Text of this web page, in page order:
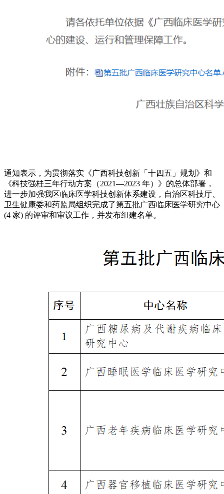
通知表示，为贯彻落实《广西科技创新「十四五」规划》和
《科技强桂三年行动方案（2021—2023 年）》的总体部署，
进一步加强我区临床医学科技创新体系建设，自治区科技厅、
卫生健康委和药监局组织完成了第五批广西临床医学研究中心
(4 家) 的评审和审议工作，并发布组建名单。